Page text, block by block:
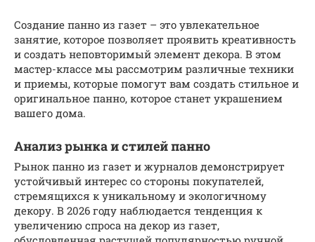
Создание панно из газет – это увлекательное
занятие, которое позволяет проявить креативность
и создать неповторимый элемент декора. В этом
мастер-классе мы рассмотрим различные техники
и приемы, которые помогут вам создать стильное и
оригинальное панно, которое станет украшением
вашего дома.
Анализ рынка и стилей панно
Рынок панно из газет и журналов демонстрирует
устойчивый интерес со стороны покупателей,
стремящихся к уникальному и экологичному
декору. В 2026 году наблюдается тенденция к
увеличению спроса на декор из газет,